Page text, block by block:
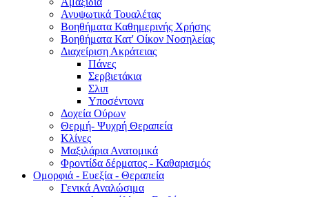
Ανυψωτικά Τουαλέτας
Βοηθήματα Καθημερινής Χρήσης
Βοηθήματα Κατ' Οίκον Νοσηλείας
Διαχείριση Ακράτειας
Πάνες
Σερβιετάκια
Σλιπ
Υποσέντονα
Δοχεία Ούρων
Θερμή- Ψυχρή Θεραπεία
Κλίνες
Μαξιλάρια Ανατομικά
Φροντίδα δέρματος - Καθαρισμός
Ομορφιά - Ευεξία - Θεραπεία
Γενικά Αναλώσιμα